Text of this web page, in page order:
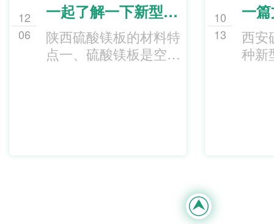
12
06
一起了解一下新型陕西硫酸镁板的材料和作用场景
陕西硫酸镁板的材料特
点一、硫酸镁板是空气
10
13
西安
种新